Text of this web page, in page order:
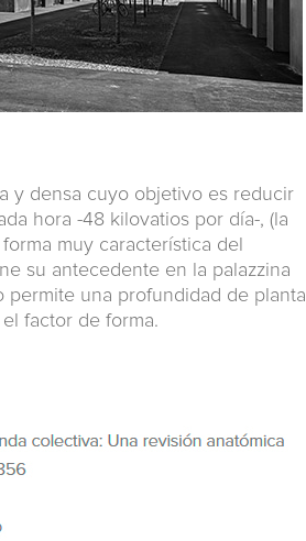
y densa cuyo objetivo es reducir
hora -48 kilovatios por día-, (la
muy característica del
su antecedente en la palazzina
una profundidad de planta
factor de forma.